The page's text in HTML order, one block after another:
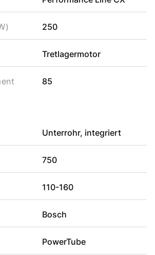
250
Tretlagermotor
85
Unterrohr, integriert
750
110-160
Bosch
PowerTube